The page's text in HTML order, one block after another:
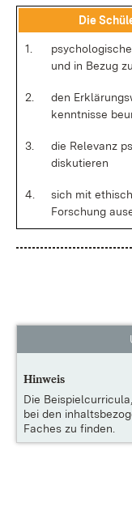
Die
1.
und in Be­zug
2.
den
kennt­nis­se
3.
die Re­le­vanz
dis­ku­tie­ren
4.
sich mit
For­schung
Hinweis
Die
bei den
Faches zu finden.